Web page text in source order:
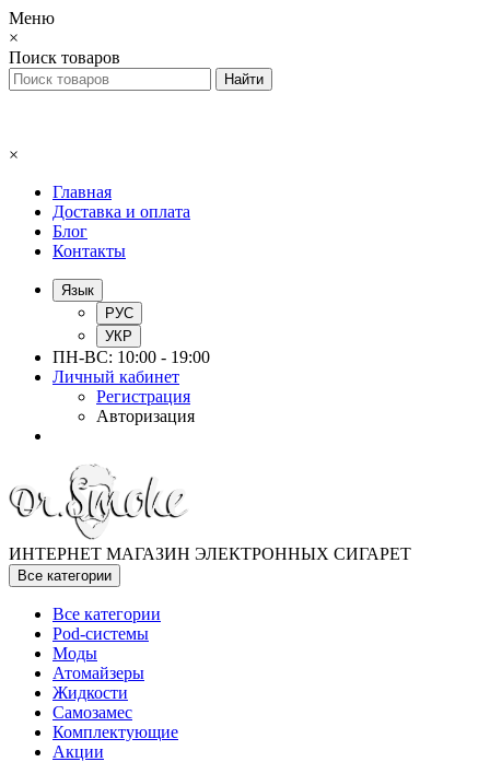
Меню
×
Поиск товаров
×
Главная
Доставка и оплата
Блог
Контакты
Язык
РУС
УКР
ПН-ВС: 10:00 - 19:00
Личный кабинет
Регистрация
Авторизация
ИНТЕРНЕТ МАГАЗИН ЭЛЕКТРОННЫХ СИГАРЕТ
Все категории
Все категории
Pod-системы
Моды
Атомайзеры
Жидкости
Самозамес
Комплектующие
Акции